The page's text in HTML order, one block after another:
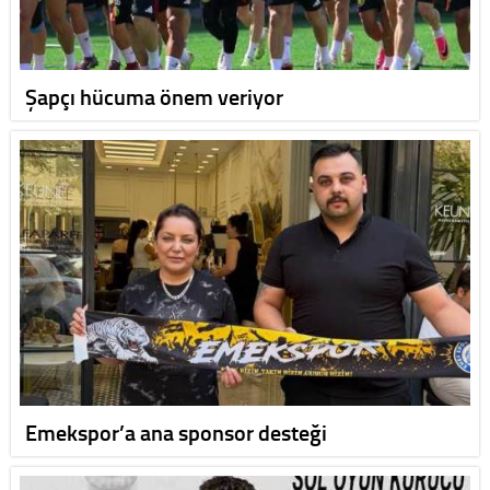
Şapçı hücuma önem veriyor
Emekspor’a ana sponsor desteği